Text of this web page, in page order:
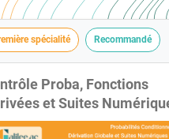
spécialité Recommandé
Proba, Fonctions
et Suites